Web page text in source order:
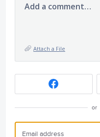
Add a comment…
Attach a File
or